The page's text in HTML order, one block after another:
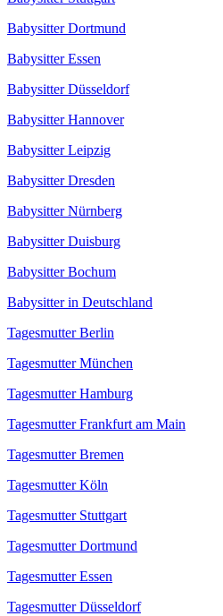
Babysitter Dortmund
Babysitter Essen
Babysitter Düsseldorf
Babysitter Hannover
Babysitter Leipzig
Babysitter Dresden
Babysitter Nürnberg
Babysitter Duisburg
Babysitter Bochum
Babysitter in Deutschland
Tagesmutter Berlin
Tagesmutter München
Tagesmutter Hamburg
Tagesmutter Frankfurt am Main
Tagesmutter Bremen
Tagesmutter Köln
Tagesmutter Stuttgart
Tagesmutter Dortmund
Tagesmutter Essen
Tagesmutter Düsseldorf